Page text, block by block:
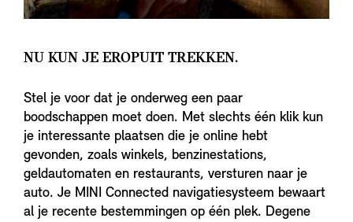
NU KUN JE EROPUIT TREKKEN.
Stel je voor dat je onderweg een paar
boodschappen moet doen. Met slechts één klik kun
je interessante plaatsen die je online hebt
gevonden, zoals winkels, benzinestations,
geldautomaten en restaurants, versturen naar je
auto. Je MINI Connected navigatiesysteem bewaart
al je recente bestemmingen op één plek. Degene